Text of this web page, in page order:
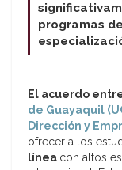
programas
El acuerdo
de Guayaquil
Dirección y
ofrecer a los
línea con altos